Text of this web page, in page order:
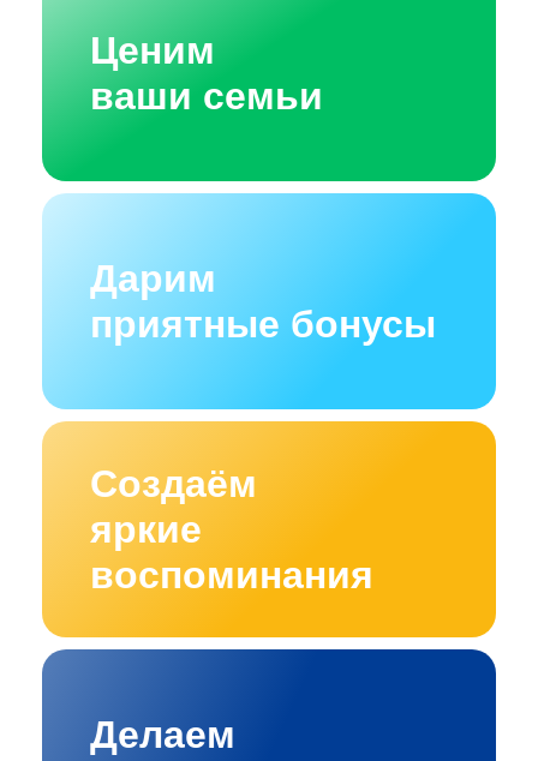
Дарим
приятные бонусы
Ценим
ваши семьи
Создаём
яркие
воспоминания
Делаем